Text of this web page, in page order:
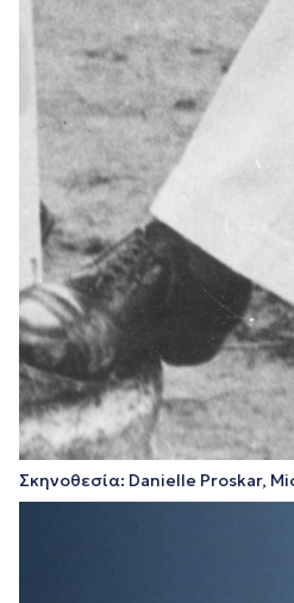
Σκηνοθεσία: Danielle Proskar,